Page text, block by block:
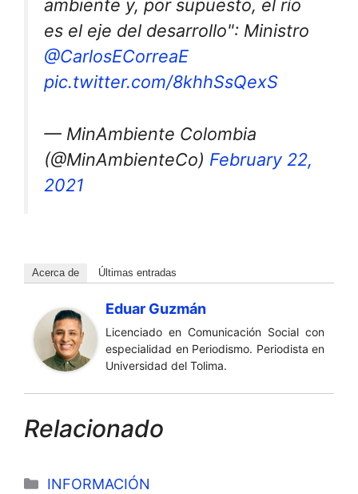
ambiente y, por supuesto, el río
es el eje del desarrollo": Ministro
@CarlosECorreaE
pic.twitter.com/8khhSsQexS
— MinAmbiente Colombia
(@MinAmbienteCo) February 22,
2021
Acerca de Últimas entradas
Eduar Guzmán
Licenciado en Comunicación Social con
especialidad en Periodismo. Periodista en
Universidad del Tolima.
Relacionado
Categorías
INFORMACIÓN